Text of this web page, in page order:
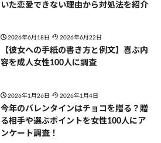
いた恋愛できない理由から対処法を紹介
2026年6月18日 2026年6月22日
【彼女への手紙の書き方と例文】喜ぶ内
容を成人女性100人に調査
2026年1月26日 2026年1月4日
今年のバレンタインはチョコを贈る？贈
る相手や選ぶポイントを女性100人にア
ンケート調査！